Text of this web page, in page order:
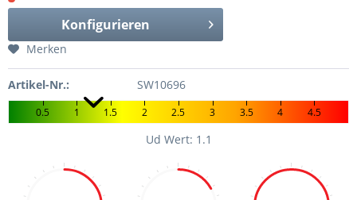
Konfigurieren
Merken
Artikel-Nr.: SW10696
0.5 1 1.5 2 2.5 3 3.5 4 4.5
Ud Wert: 1.1